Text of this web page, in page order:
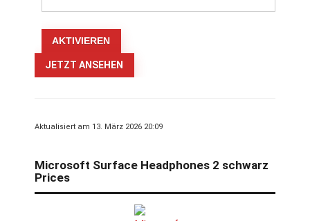
JETZT ANSEHEN
Aktualisiert am 13. März 2026 20:09
Microsoft Surface Headphones 2 schwarz
Prices